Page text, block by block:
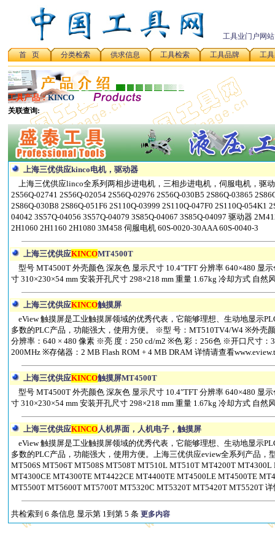
工具业门户网站
首 页 分类检索 供求信息 工具检索 工具品牌 工
工具产品：KINCO
上海三优供应kinco电机，驱动器
上海三优供应linco全系列两相步进电机，三相步进电机，伺服电机，驱动
2S56Q-02741 2S56Q-02054 2S56Q-02976 2S56Q-030B5 2S86Q-03865
2S86Q-030B8 2S86Q-051F6 2S110Q-03999 2S110Q-047F0 2S110Q-054K1
04042 3S57Q-04056 3S57Q-04079 3S85Q-04067 3S85Q-04097 驱动器
2H1060 2H1160 2H1080 3M458 伺服电机 60S-0020-30AAA 60S-0040-3
上海三优供应KINCOMT4500T
型号 MT4500T 外壳颜色 深灰色 显示尺寸 10.4″TFT 分辨率 640×480 显
寸 310×230×54 mm 安装开孔尺寸 298×218 mm 重量 1.67kg 冷却方式 自然
上海三优供应KINCO触摸屏
eView 触摸屏是工业触摸屏领域的优秀代表，它能够理想、生动地显示
多数的PLC产品，功能强大，使用方便。 ※型 号：MT510TV4/W4 ※外壳
分辨率：640 × 480 像素 ※亮 度：250 cd/m2 ※色 彩：256色 ※开口尺寸：
200MHz ※存储器：2 MB Flash ROM + 4 MB DRAM 详情请查看
上海三优供应KINCO触摸屏MT4500T
型号 MT4500T 外壳颜色 深灰色 显示尺寸 10.4″TFT 分辨率 640×480 显
寸 310×230×54 mm 安装开孔尺寸 298×218 mm 重量 1.67kg 冷却方式 自然
上海三优供应KINCO人机界面，人机电子，触摸屏
eView 触摸屏是工业触摸屏领域的优秀代表，它能够理想、生动地显示
多数的PLC产品，功能强大，使用方便。上海三优供应eview全系列产品
MT506S MT506T MT508S MT508T MT510L MT510T MT4200T
MT4300CE MT4300TE MT4422CE MT4400TE MT4500LE MT4500TE
MT5500T MT5600T MT5700T MT5320C MT5320T MT5420T MT5520T 详
共检索到 6 条信息 显示第 1到第 5 条 更多内容